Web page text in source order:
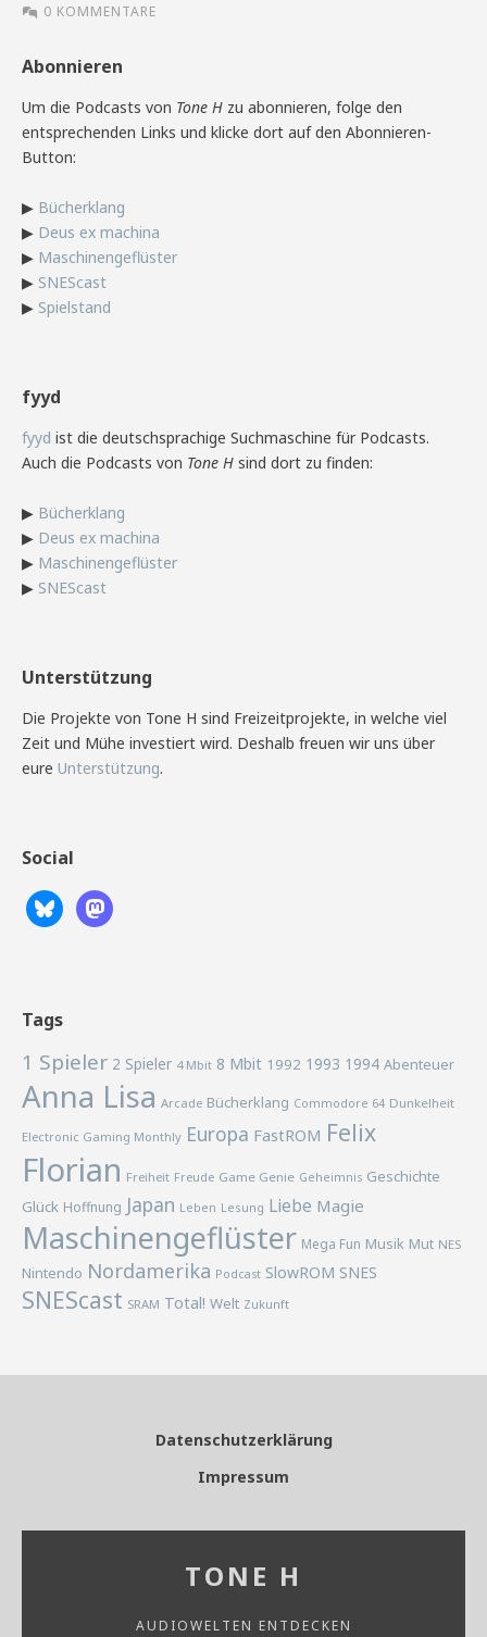
0 KOMMENTARE
Abonnieren
Um die Podcasts von Tone H zu abonnieren, folge den
entsprechenden Links und klicke dort auf den Abonnieren-
Button:
▶ Bücherklang
▶ Deus ex machina
▶ Maschinengeflüster
▶ SNEScast
▶ Spielstand
fyyd
fyyd ist die deutschsprachige Suchmaschine für Podcasts.
Auch die Podcasts von Tone H sind dort zu finden:
▶ Bücherklang
▶ Deus ex machina
▶ Maschinengeflüster
▶ SNEScast
Unterstützung
Die Projekte von Tone H sind Freizeitprojekte, in welche viel
Zeit und Mühe investiert wird. Deshalb freuen wir uns über
eure Unterstützung.
Social
Tags
1 Spieler 2 Spieler 4 Mbit 8 Mbit 1992 1993 1994 Abenteuer
Anna Lisa Arcade Bücherklang Commodore 64 Dunkelheit
Electronic Gaming Monthly Europa FastROM Felix
Florian Freiheit Freude Game Genie Geheimnis Geschichte
Glück Hoffnung Japan Leben Lesung Liebe Magie
Maschinengeflüster Mega Fun Musik Mut NES
Nintendo Nordamerika Podcast SlowROM SNES
SNEScast SRAM Total! Welt Zukunft
Datenschutzerklärung
Impressum
TONE H
AUDIOWELTEN ENTDECKEN